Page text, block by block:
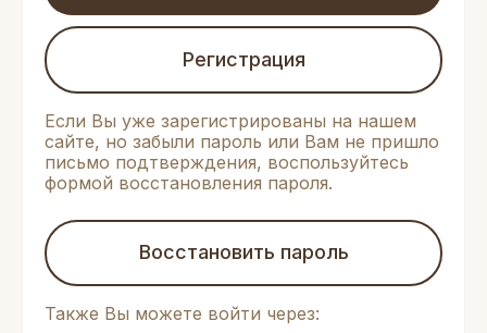
Регистрация
Если Вы уже зарегистрированы на нашем
сайте, но забыли пароль или Вам не пришло
письмо подтверждения, воспользуйтесь
формой восстановления пароля.
Восстановить пароль
Также Вы можете войти через: